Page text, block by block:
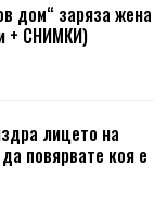
дом“ заряза жена
+ СНИМКИ)
лицето на
повярвате коя е